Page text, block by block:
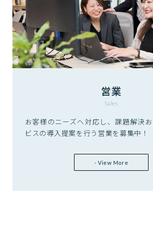
営業
Sales
お客様のニーズへ対応し、課題解決
ビスの導入提案を行う営業を募集中！
- View More